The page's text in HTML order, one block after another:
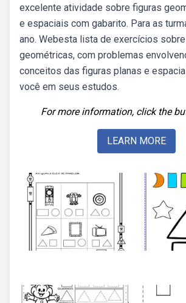
excelente atividade sobre figuras
e espaciais com gabarito. Para as
ano. Webesta lista de exercícios
geométricas, com problemas
conceitos das figuras planas e
você em seus estudos.
For more information, click the
LEARN MORE